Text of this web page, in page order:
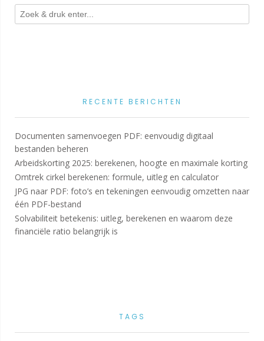
RECENTE BERICHTEN
Documenten samenvoegen PDF: eenvoudig digitaal
bestanden beheren
Arbeidskorting 2025: berekenen, hoogte en maximale korting
Omtrek cirkel berekenen: formule, uitleg en calculator
JPG naar PDF: foto’s en tekeningen eenvoudig omzetten naar
één PDF-bestand
Solvabiliteit betekenis: uitleg, berekenen en waarom deze
financiële ratio belangrijk is
TAGS